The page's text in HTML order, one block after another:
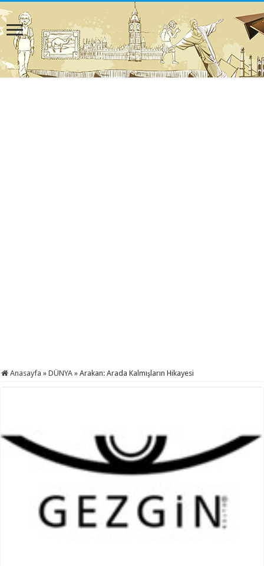
Anasayfa » DÜNYA » Arakan: Arada Kalmışların Hikayesi